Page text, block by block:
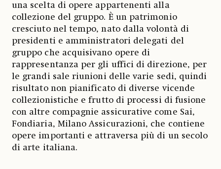
una scelta di opere appartenenti alla
collezione del gruppo. È un patrimonio
cresciuto nel tempo, nato dalla volontà di
presidenti e amministratori delegati del
gruppo che acquisivano opere di
rappresentanza per gli uffici di direzione, per
le grandi sale riunioni delle varie sedi, quindi
risultato non pianificato di diverse vicende
collezionistiche e frutto di processi di fusione
con altre compagnie assicurative come Sai,
Fondiaria, Milano Assicurazioni, che contiene
opere importanti e attraversa più di un secolo
di arte italiana.